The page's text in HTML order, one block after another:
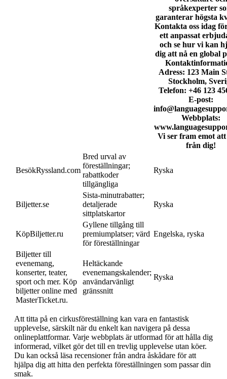
språkexperter
garanterar högsta
Kontakta oss idag
ett anpassat
och se hur vi kan
dig att nå en global
Adress: 123 Main
Stockholm,
Telefon: +46 123
E-post:
Webbplats:
Vi ser fram emot
från dig!
BesökRyssland.com
Bred urval av
föreställningar;
rabattkoder
tillgängliga
Ryska
Biljetter.se
Sista-minutrabatter;
detaljerade
sittplatskartor
Ryska
KöpBiljetter.ru
Gyllene tillgång till
premiumplatser; värd
för föreställningar
Engelska, ryska
Biljetter till
evenemang,
konserter, teater,
sport och mer. Köp
biljetter online med
MasterTicket.ru.
Heltäckande
evenemangskalender;
användarvänligt
gränssnitt
Ryska
Att titta på en cirkusföreställning kan vara en fantastisk
upplevelse, särskilt när du enkelt kan navigera på dessa
onlineplattformar. Varje webbplats är utformad för att hålla dig
informerad, vilket gör det till en trevlig upplevelse utan köer.
Du kan också läsa recensioner från andra åskådare för att
hjälpa dig att hitta den perfekta föreställningen som passar din
smak.